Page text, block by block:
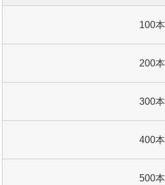
100本
200本
300本
400本
500本